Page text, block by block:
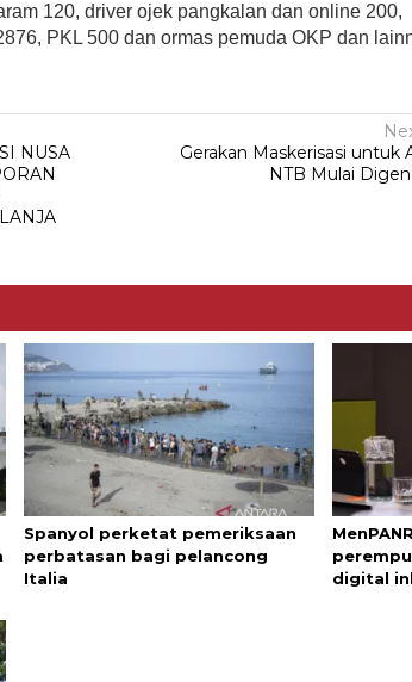
120, driver ojek pangkalan dan online 200,
PKL 500 dan ormas pemuda OKP dan
NUSA
Gerakan Maskerisasi untuk
NTB Mulai
Spanyol perketat pemeriksaan
perbatasan bagi pelancong
Italia
digital